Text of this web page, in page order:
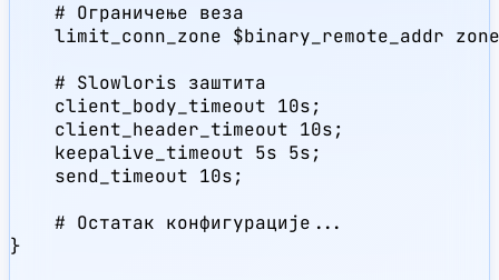
    # Ограничење веза
limit_conn_zone $binary_remote_addr
    # Slowloris заштита
    client_body_timeout 10s;
    client_header_timeout 10s;
    keepalive_timeout 5s 5s;
    send_timeout 10s;
    # Остатак конфигурације...
}